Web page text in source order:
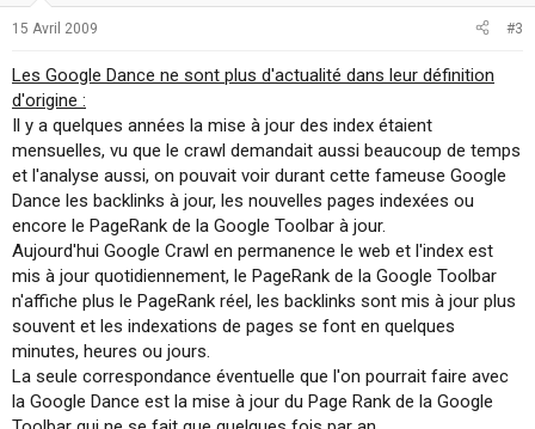
15 Avril 2009 #3
Les Google Dance ne sont plus d'actualité dans leur définition
d'origine :
Il y a quelques années la mise à jour des index étaient
mensuelles, vu que le crawl demandait aussi beaucoup de temps
et l'analyse aussi, on pouvait voir durant cette fameuse Google
Dance les backlinks à jour, les nouvelles pages indexées ou
encore le PageRank de la Google Toolbar à jour.
Aujourd'hui Google Crawl en permanence le web et l'index est
mis à jour quotidiennement, le PageRank de la Google Toolbar
n'affiche plus le PageRank réel, les backlinks sont mis à jour plus
souvent et les indexations de pages se font en quelques
minutes, heures ou jours.
La seule correspondance éventuelle que l'on pourrait faire avec
la Google Dance est la mise à jour du Page Rank de la Google